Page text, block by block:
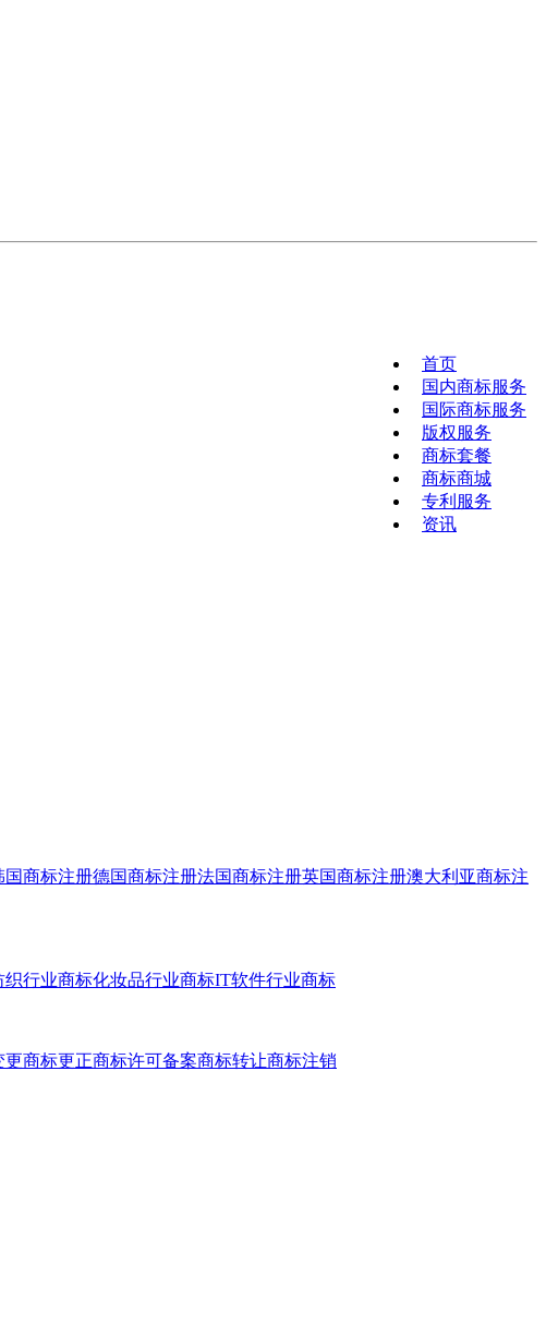
首页
国内商标服务
国际商标服务
版权服务
商标套餐
商标商城
专利服务
资讯
国商标注册德国商标注册法国商标注册英国商标注册澳大利亚商标注
织行业商标化妆品行业商标IT软件行业商标
更商标更正商标许可备案商标转让商标注销